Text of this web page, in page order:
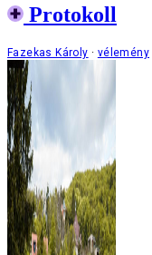
Protokoll
Fazekas Károly vélemény